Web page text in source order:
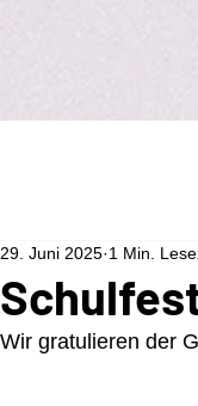
29. Juni 2025 1 Min.
Wir gratulieren der